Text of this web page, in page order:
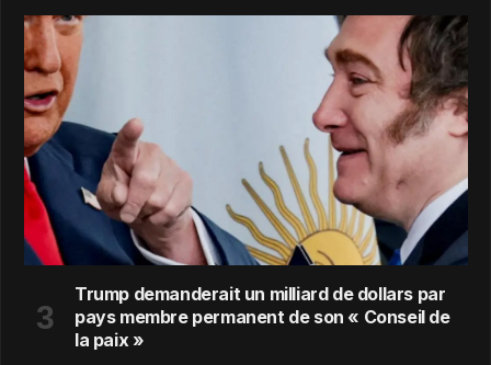
Trump demanderait un milliard de dollars par
pays membre permanent de son « Conseil de
la paix »